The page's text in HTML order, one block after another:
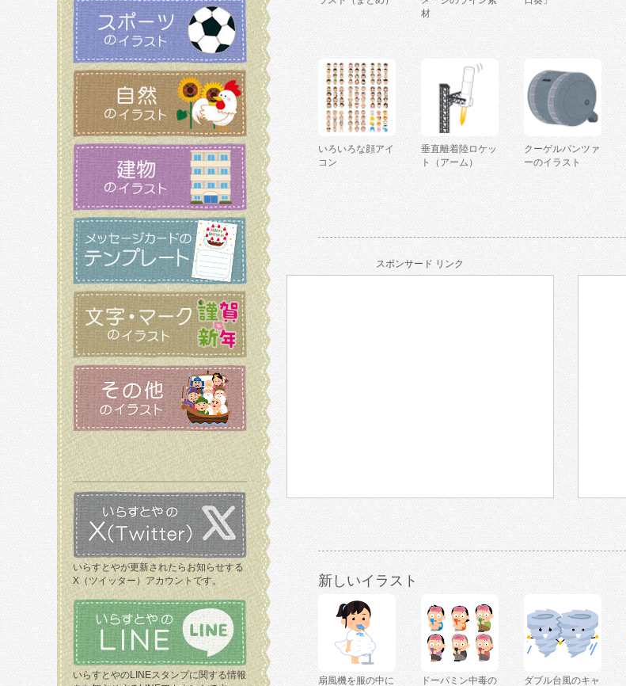
いらすとやが更新されたらお知らせする
X（ツイッター）アカウントです。
いらすとやのLINEスタンプに関する情報
材
いろいろな顔アイ
コン
垂直離着陸ロケッ
ト（アーム）
クーゲルパンツァ
ーのイラスト
スポンサード リンク
新しいイラスト
扇風機を服の中に
ドーパミン中毒の
ダブル台風のキャ